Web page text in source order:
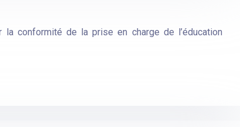
conformité de la prise en charge de l’éducation